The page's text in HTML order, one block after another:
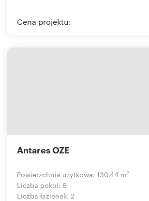
Cena projektu:
Antares OZE
Powierzchnia użytkowa: 130,44 m2
Liczba pokoi: 6
Liczba łazienek: 2